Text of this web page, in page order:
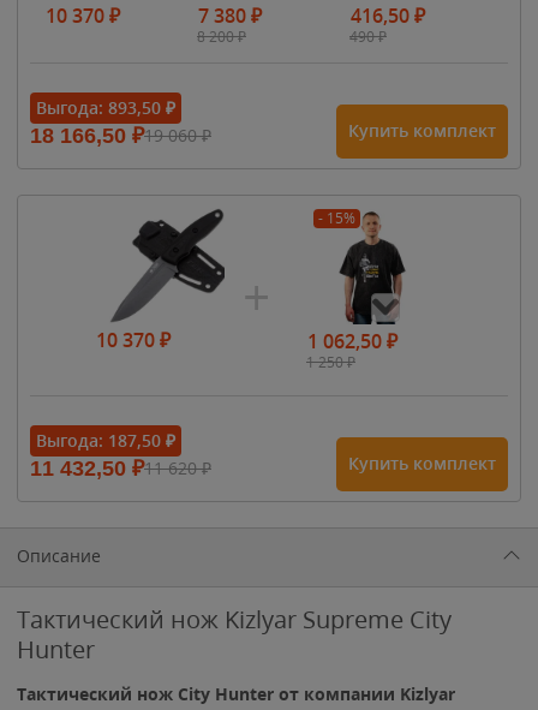
10 370₽ 7 380₽
8 200₽
416,50₽
490₽
Выгода: 893,50 ₽
18 166,50 ₽19 060₽ Купить комплект
10 370₽
- 15%
1 062,50₽
1 250₽
1 615₽
1 900₽1 900₽
Выгода: 187,50 ₽
11 432,50 ₽11 620₽ Купить комплект
Описание
Тактический нож Kizlyar Supreme City
Hunter
Тактический нож City Hunter от компании Kizlyar